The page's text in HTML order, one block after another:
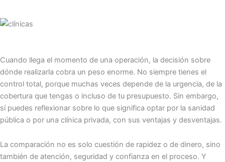
Cuando llega el momento de una operación, la decisión sobre
dónde realizarla cobra un peso enorme. No siempre tienes el
control total, porque muchas veces depende de la urgencia, de la
cobertura que tengas o incluso de tu presupuesto. Sin embargo,
sí puedes reflexionar sobre lo que significa optar por la sanidad
pública o por una clínica privada, con sus ventajas y desventajas.
La comparación no es solo cuestión de rapidez o de dinero, sino
también de atención, seguridad y confianza en el proceso. Y